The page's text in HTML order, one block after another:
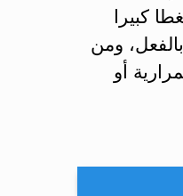
كبيرا
ومن
أو